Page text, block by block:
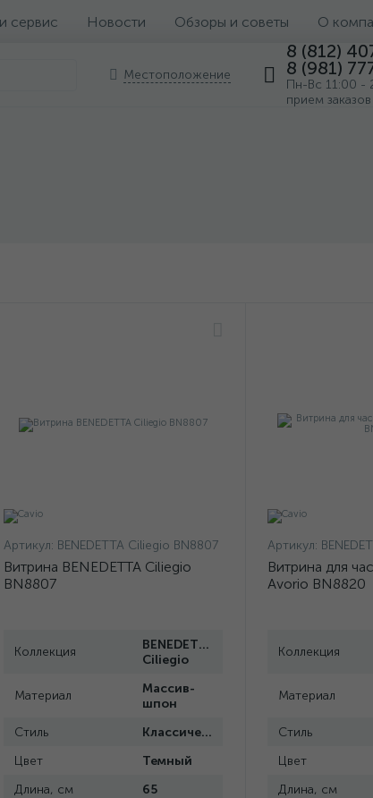
сервис Новости Обзоры и советы О
Местоположение
8 (812)
8 (981)
Пн-Вс 11:00 -
прием
Артикул: BENEDETTA Ciliegio BN8807
Витрина BENEDETTA Ciliegio
BN8807
Коллекция
BENEDETTA
Ciliegio
Материал
Массив-
шпон
Стиль
Классический
Цвет
Темный
Длина, см
65
Артикул:
Витрина для
Avorio BN8820
Коллекция
Материал
Стиль
Цвет
Длина, см